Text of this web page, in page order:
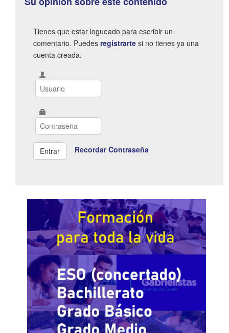
Tienes que estar logueado para escribir un
comentario. Puedes registrarte si no tienes ya una
cuenta creada.
Recordar Contraseña